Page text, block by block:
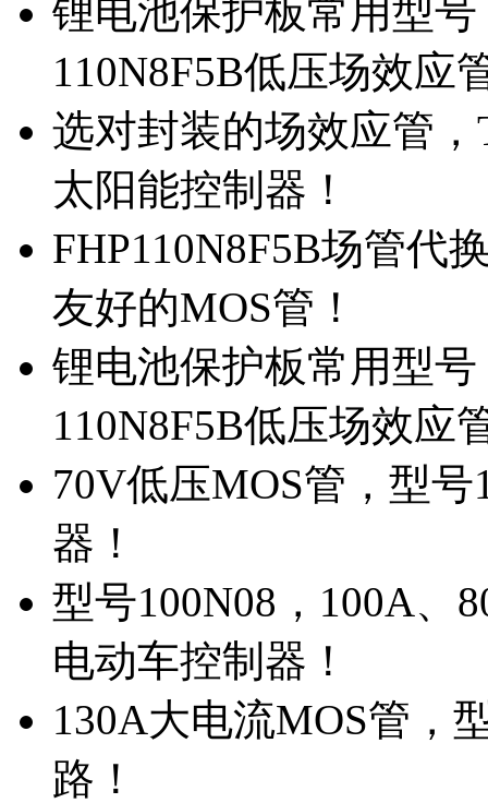
锂电池保护板常用型
110N8F5B低压场效应
选对封装的场效应管
太阳能控制器！
FHP110N8F5B场管代
友好的MOS管！
锂电池保护板常用型
110N8F5B低压场效应
70V低压MOS管，型
器！
型号100N08，100A、
电动车控制器！
130A大电流MOS管，
路！